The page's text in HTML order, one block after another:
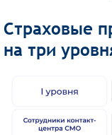
Страховые
на три